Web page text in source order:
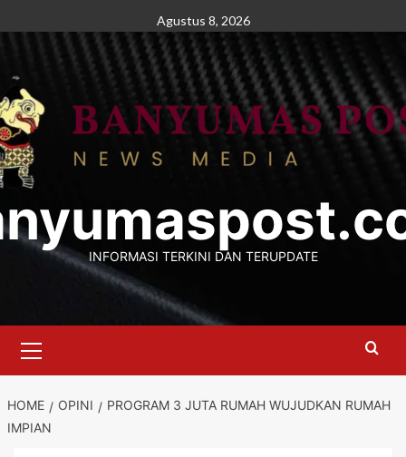
to
Agustus 8, 2026
INFORMASI TERKINI DAN TERUPDATE
Menu
HOME OPINI
PROGRAM 3 JUTA RUMAH WUJUDKAN RUMAH
IMPIAN